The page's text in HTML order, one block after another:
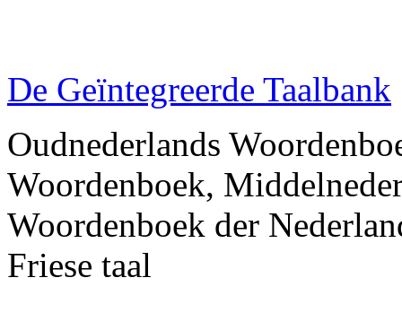
De Geïntegreerde Taalbank
Oudnederlands
Woordenboek,
Woordenboek der
Friese taal